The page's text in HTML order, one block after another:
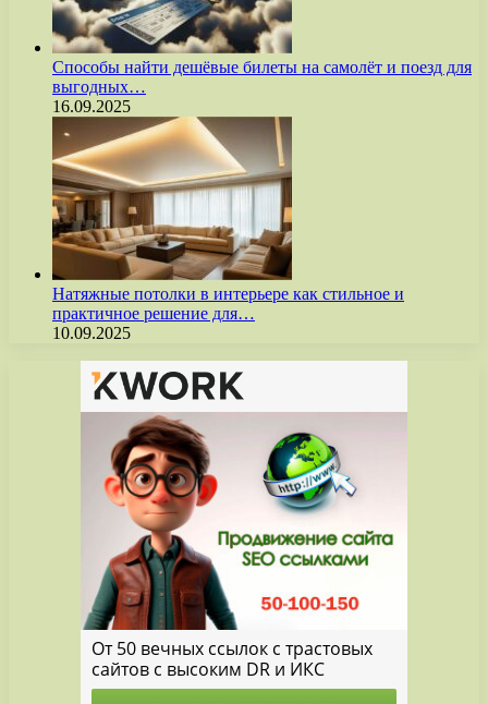
Способы найти дешёвые билеты на самолёт и поезд для
выгодных…
16.09.2025
Натяжные потолки в интерьере как стильное и
практичное решение для…
10.09.2025